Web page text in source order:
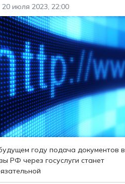
20 июля 2023, 22:00
году подача документов в
РФ через госуслуги станет